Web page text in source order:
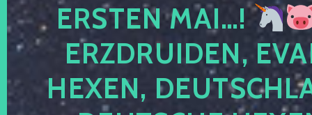
ERSTEN MAI…!
ERZDRUIDEN,
HEXEN,